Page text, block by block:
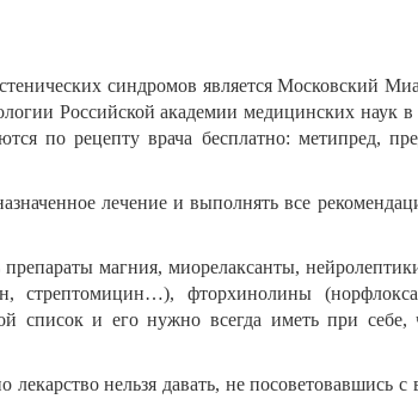
синдромов является Московский
Российской академии медицинских наук
по рецепту врача бесплатно: метипред,
лечение и выполнять все
магния, миорелаксанты,
фторхинолины
список и его нужно всегда иметь при
нельзя давать, не посоветовавшись